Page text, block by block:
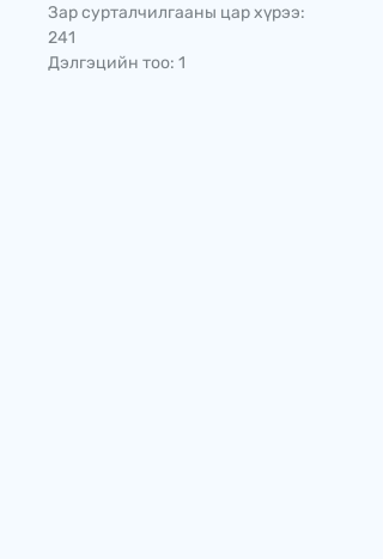
Зар сурталчилгааны цар хүрээ:
241
Дэлгэцийн тоо: 1